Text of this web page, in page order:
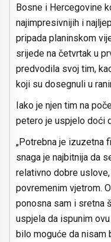
Bosne i Hercegovine
najimpresivnijih i
pripada planinskom
srijede na četvrtak u
predvodila svoj tim,
koji su dosegnuli u
Iako je njen tim na
petero je uspjelo doći
„Potrebna je izuzetna
snaga je najbitnija da
relativno dobre
povremenim vjetrom.
ponosna sam i sretna
uspjela da ispunim
bilo moguće da